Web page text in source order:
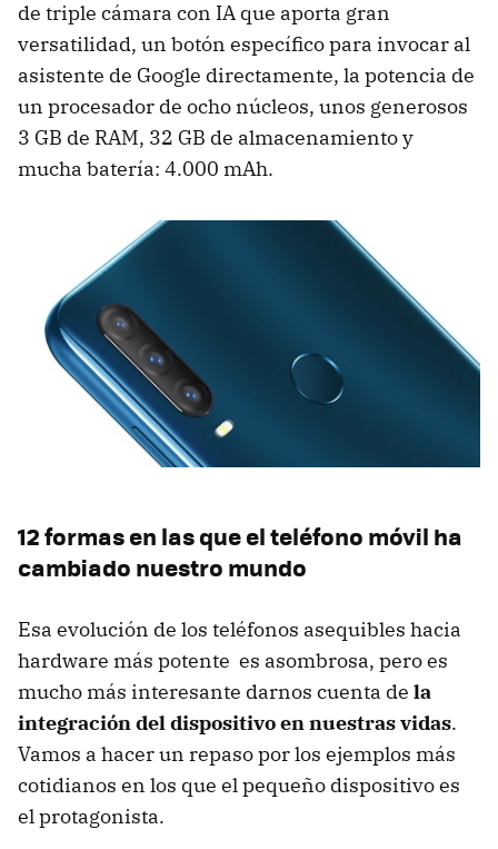
de triple cámara con IA que aporta gran
versatilidad, un botón específico para invocar al
asistente de Google directamente, la potencia de
un procesador de ocho núcleos, unos generosos
3 GB de RAM, 32 GB de almacenamiento y
mucha batería: 4.000 mAh.
12 formas en las que el teléfono móvil ha
cambiado nuestro mundo
Esa evolución de los teléfonos asequibles hacia
hardware más potente es asombrosa, pero es
mucho más interesante darnos cuenta de la
integración del dispositivo en nuestras vidas.
Vamos a hacer un repaso por los ejemplos más
cotidianos en los que el pequeño dispositivo es
el protagonista.